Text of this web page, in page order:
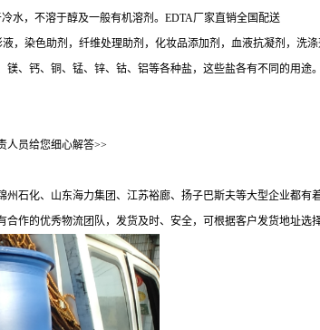
，不溶于醇及一般有机溶剂。EDTA厂家直销全国配送
，染色助剂，纤维处理助剂，化妆品添加剂，血液抗凝剂，洗
、钙、铜、锰、锌、钴、铝等各种盐，这些盐各有不同的用
人员给您细心解答>>
石化、山东海力集团、江苏裕廊、扬子巴斯夫等大型企业都
作的优秀物流团队，发货及时、安全，可根据客户发货地址选